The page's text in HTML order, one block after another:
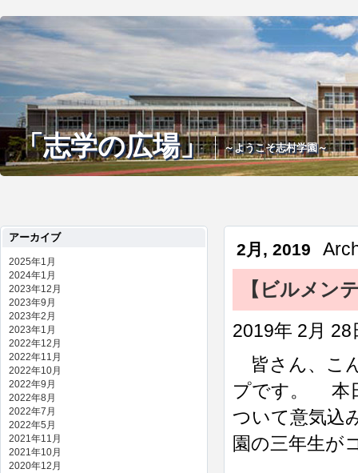
「志学の広場」 ～ようこそ志村学園～
2月, 2019
【ビルメン
2019年 2月 28
皆さん、こ
プです。 本
ついて意気
園の三年生
アーカイブ
2025年1月
2024年1月
2023年12月
2023年9月
2023年2月
2023年1月
2022年12月
2022年11月
2022年10月
2022年9月
2022年8月
2022年7月
2022年5月
2021年11月
2021年10月
2020年12月